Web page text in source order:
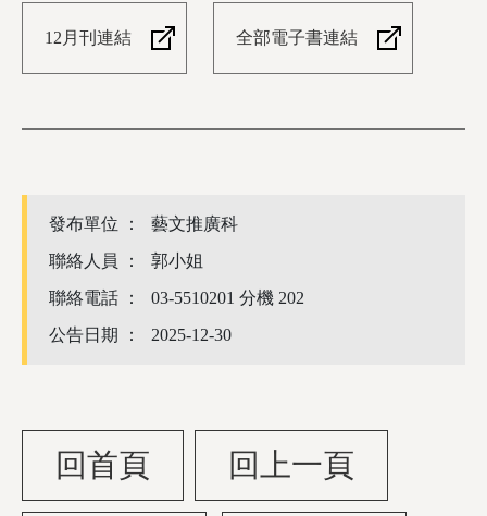
12月刊連結 全部電子書連結
發布單位 ：
藝文推廣科
聯絡人員 ：
郭小姐
聯絡電話 ：
03-5510201 分機 202
公告日期 ：
2025-12-30
回首頁 回上一頁